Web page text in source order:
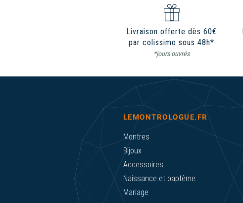
Livraison offerte dès 60€
par colissimo sous 48h*
*jours ouvrés
LEMONTROLOGUE.FR
Montres
Bijoux
Accessoires
Naissance et baptême
Mariage